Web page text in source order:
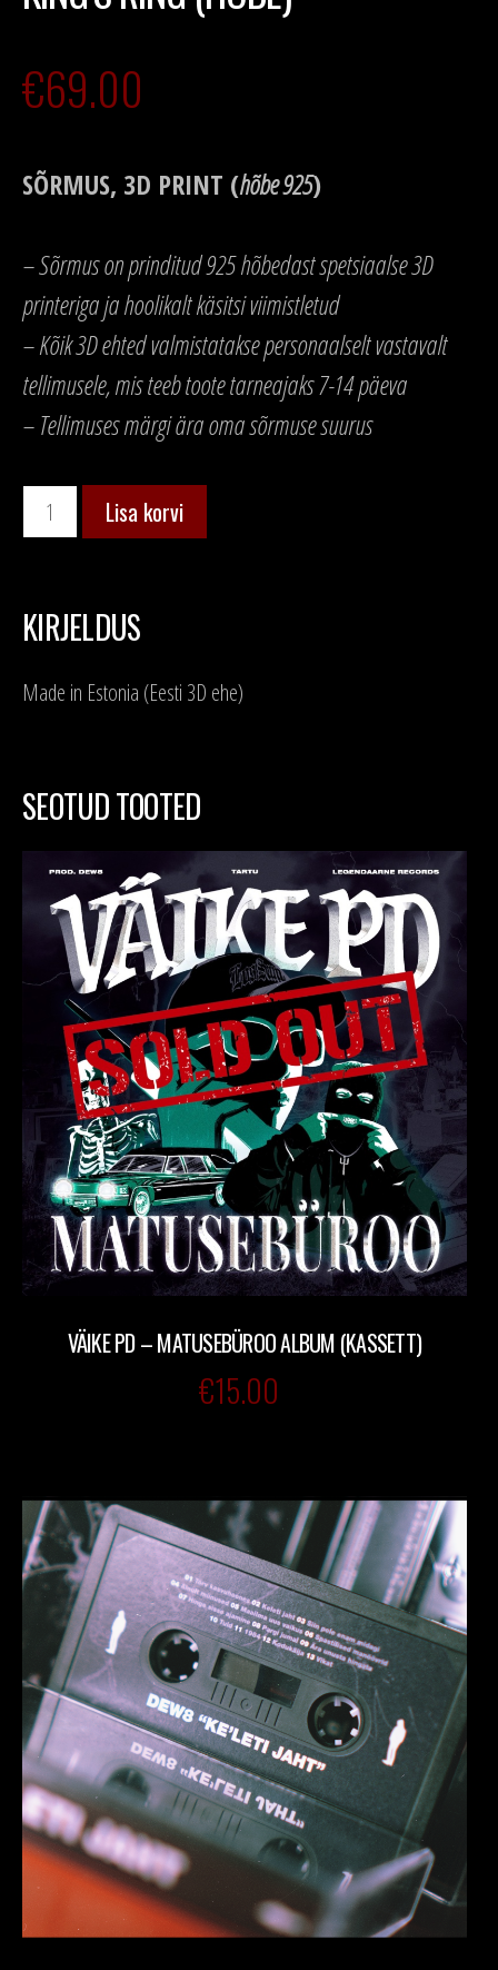
€69.00
SÕRMUS, 3D PRINT (hõbe 925)
– Sõrmus on prinditud 925 hõbedast spetsiaalse 3D
printeriga ja hoolikalt käsitsi viimistletud
– Kõik 3D ehted valmistatakse personaalselt vastavalt
tellimusele, mis teeb toote tarneajaks 7-14 päeva
– Tellimuses märgi ära oma sõrmuse suurus
Kogus Lisa korvi
KIRJELDUS
Made in Estonia (Eesti 3D ehe)
SEOTUD TOOTED
VÄIKE PD – MATUSEBÜROO ALBUM (KASSETT)
€15.00